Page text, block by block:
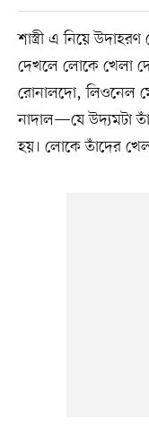
শাস্ত্রী এ নিয়ে
দেখলে লোকে খেলা
রোনালদো, লিওনেল
নাদাল—যে উদ্যমটা
হয়। লোকে তাঁদের